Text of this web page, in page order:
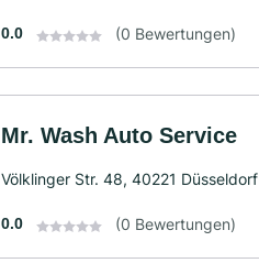
0.0 (0 Bewertungen)
Mr. Wash Auto Service
Völklinger Str. 48, 40221 Düsseldorf
0.0 (0 Bewertungen)